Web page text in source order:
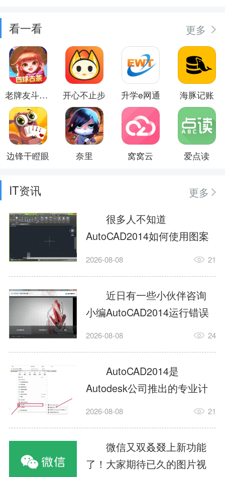
看一看 更多
老牌友斗地主 开心不止步 升学e网通 海豚记账
边锋干瞪眼 奈里 窝窝云 爱点读
IT资讯
更多
很多人不知道
AutoCAD2014如何使用图案
填充?今日为你们带来的文章
用图案填充的内容，还有不
清楚小伙伴和小编一起去学
习一下吧。1.打开
AutoCAD2014这款软件，进
入AutoCAD2014的操作界
面，如图所示：2.在该界面内
找到矩形选项，如图所示：3.
点击矩...
2026-08-08 21
近日有一些小伙伴咨询
小编AutoCAD2014运行错误
怎么办?下面就为大家带来了
办的解决方法，有需要的小
伙伴可以来了解了解哦。1.打
开控制面板，选择
AutodeskAutoCAD2014。2.
等AutodeskAutoCAD2014的
安装程序加载完毕。3.选择添
加/...
2026-08-08 24
AutoCAD2014是
Autodesk公司推出的专业计
算机辅助设计（CAD）软
子、建筑、服装等多个工程
与设计领域。作为行业标准
工具之一，它提供了强大的
2026-08-08 21
微信又双叒叕上新功能
了！大家期待已久的图片视